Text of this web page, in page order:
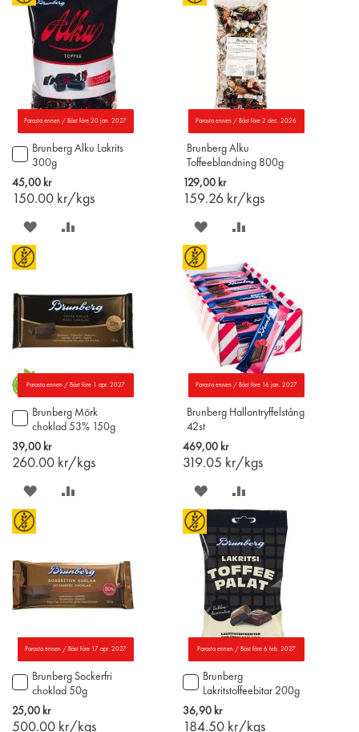
Parasta ennen / Bäst före 20 jan. 2027
Brunberg Alku Lakrits
300g
45,00 kr
150.00 kr/kgs
Lägg
till
i
varukorgen
SPARA
Parasta ennen / Bäst före 2 dec. 2026
Brunberg Alku
Toffeeblandning 800g
129,00 kr
159.26 kr/kgs
SPARA
ÖNSKELISTAN
JÄMFÖR
Parasta ennen / Bäst före 1 apr. 2027
Brunberg Mörk
choklad 53% 150g
39,00 kr
260.00 kr/kgs
Lägg
till
i
varukorgen
SPARA
Parasta ennen / Bäst före 16 jan. 2027
Brunberg Hallontryffelstång
42st
469,00 kr
319.05 kr/kgs
SPARA
ÖNSKELISTAN
TILL
JÄMFÖR
Parasta ennen / Bäst före 17 apr. 2027
Brunberg Sockerfri
choklad 50g
25,00 kr
500.00 kr/kgs
Lägg
till
i
varukorgen
Parasta ennen / Bäst före 6 feb. 2027
Brunberg
Lakritstoffeebitar 200g
36,90 kr
184.50 kr/kgs
Lägg
till
i
varukorgen